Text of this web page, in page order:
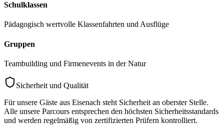
Schulklassen
Pädagogisch wertvolle Klassenfahrten und Ausflüge
Gruppen
Teambuilding und Firmenevents in der Natur
Sicherheit und Qualität
Für unsere Gäste aus Eisenach steht Sicherheit an oberster Stelle.
Alle unsere Parcours entsprechen den höchsten Sicherheitsstandards
und werden regelmäßig von zertifizierten Prüfern kontrolliert.